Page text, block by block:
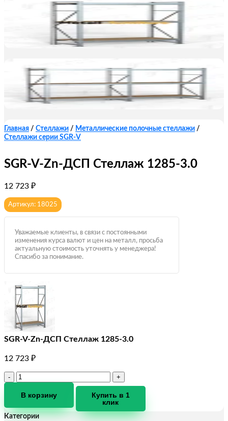
Главная / Стеллажи / Металлические полочные стеллажи /
Стеллажи серии SGR-V
SGR-V-Zn-ДСП Стеллаж 1285-3.0
12 723 ₽
Артикул: 18025
Уважаемые клиенты, в связи с постоянными
изменения курса валют и цен на металл, просьба
актуальную стоимость уточнять у менеджера!
Спасибо за понимание.
SGR-V-Zn-ДСП Стеллаж 1285-3.0
12 723 ₽
Количество
SGR-
Zn-
В корзину
Купить в 1
клик
Категории